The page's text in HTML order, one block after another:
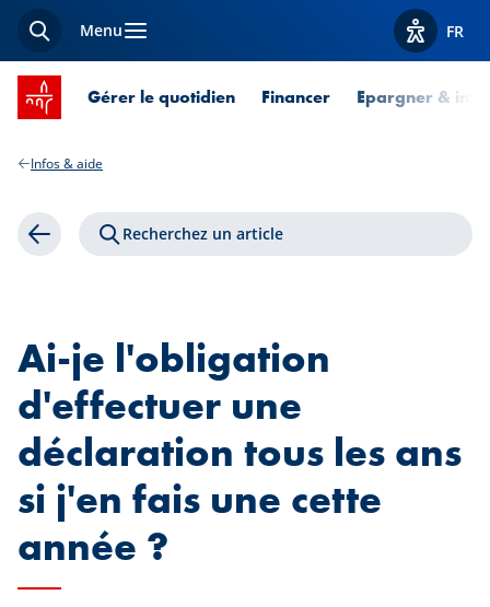
Recherche
Menu Afficher
FR
Accueil SPUERKEESS
Gérer le quotidien Financer Epargner &
Infos & aide
Retour Recherchez un article
Ai-je l'obligation
d'effectuer une
déclaration tous les ans
si j'en fais une cette
année ?